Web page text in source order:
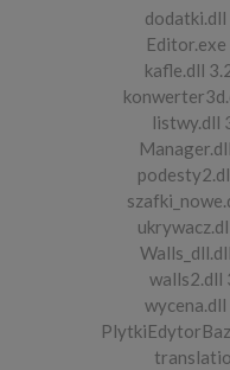
kafle.dll
listwy.dll
walls2.dll